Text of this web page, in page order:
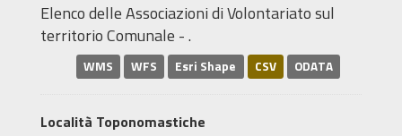
Elenco delle Associazioni di Volontariato sul
territorio Comunale - .
WMS WFS Esri Shape CSV ODATA
Località Toponomastiche